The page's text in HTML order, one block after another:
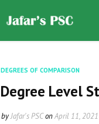
DEGREES OF COMPARISON
Degree Level
byJafar's PSConApril 11, 2021